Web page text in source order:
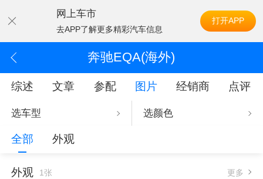
网上车市
去APP了解更多精彩汽车信息
打开APP
奔驰EQA(海外)
综述 文章 参配 图片 经销商 点评
选车型 选颜色
全部 外观
外观 1张 更多